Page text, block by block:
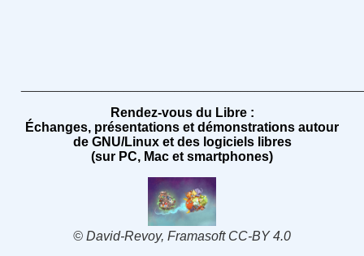
Rendez-vous du Libre :
Échanges, présentations et démonstrations autour
de GNU/Linux et des logiciels libres
(sur PC, Mac et smartphones)
© David-Revoy, Framasoft CC-BY 4.0